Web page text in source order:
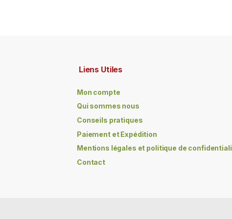
Liens Utiles
Mon compte
Qui sommes nous
Conseils pratiques
Paiement et Expédition
Mentions légales et politique de
Contact